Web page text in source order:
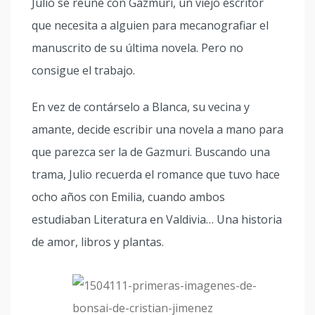
que necesita a alguien para mecanografiar el
manuscrito de su última novela. Pero no
consigue el trabajo.
En vez de contárselo a Blanca, su vecina y
amante, decide escribir una novela a mano para
que parezca ser la de Gazmuri. Buscando una
trama, Julio recuerda el romance que tuvo hace
ocho años con Emilia, cuando ambos
estudiaban Literatura en Valdivia… Una historia
de amor, libros y plantas.